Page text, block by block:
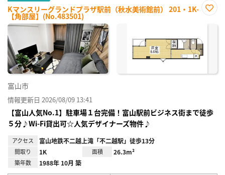
Kマンスリーグランドプラザ駅前（秋水美術館前） 201・1K-
【角部屋】(No.483501)
に入
録
富山市
情報更新日 2026/08/09 13:41
【富山人気No.1】駐車場１台完備！富山駅前ビジネス街まで徒歩
５分♪Wi-Fi貸出可☆人気デザイナーズ物件♪
アクセス 富山地鉄不二越上滝「不二越駅」徒歩13分
間取り 1K 面積 26.3m²
築年数 1988年 10月 築